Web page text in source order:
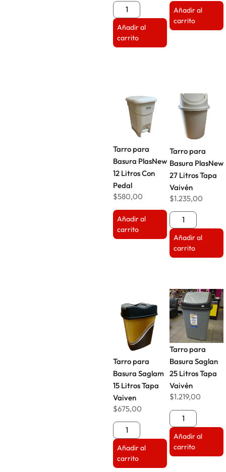
Añadir al
carrito
Añadir al
carrito
Tarro para
Basura PlasNew
12 Litros Con
Pedal
$580,00
Añadir al
carrito
Tarro para
Basura PlasNew
27 Litros Tapa
Vaivén
$1.235,00
Añadir al
carrito
Tarro para
Basura Saglam
15 Litros Tapa
Vaiven
$675,00
Añadir al
carrito
Tarro para
Basura Saglan
25 Litros Tapa
Vaivén
$1.219,00
Añadir al
carrito